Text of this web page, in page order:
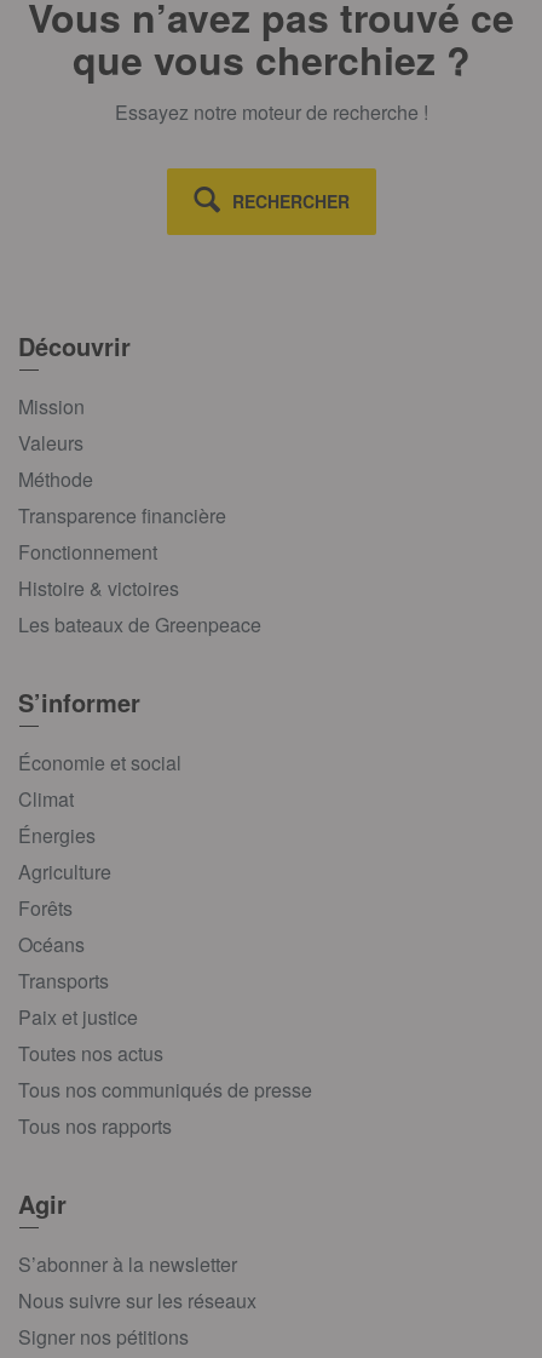
Vous n’avez pas trouvé ce
que vous cherchiez ?
Essayez notre moteur de recherche !
RECHERCHER
Découvrir
Mission
Valeurs
Méthode
Transparence financière
Fonctionnement
Histoire & victoires
Les bateaux de Greenpeace
S’informer
Économie et social
Climat
Énergies
Agriculture
Forêts
Océans
Transports
Paix et justice
Toutes nos actus
Tous nos communiqués de presse
Tous nos rapports
Agir
S’abonner à la newsletter
Nous suivre sur les réseaux
Signer nos pétitions